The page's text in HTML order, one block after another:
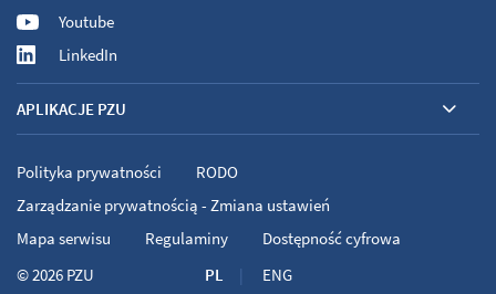
Youtube
LinkedIn
APLIKACJE PZU
PL ENG
Polityka prywatności
RODO
Zarządzanie prywatnością - Zmiana ustawień
Mapa serwisu
Regulaminy
Dostępność cyfrowa
© 2026 PZU